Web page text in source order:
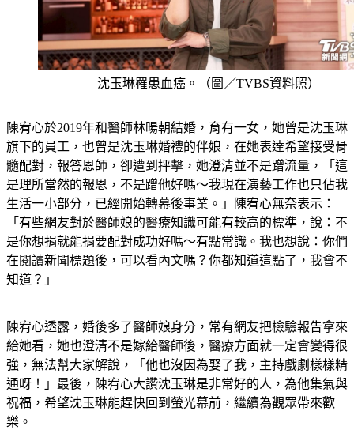
陳宥心於2019年和醫師林暘朝結婚，育有一女，她曾是沈玉琳
旗下的員工，也曾是沈玉琳婚禮的伴娘，在她表達希望接受骨
髓配對，報答恩師，卻遭到抨擊，她澄清並不是蹭流量，「這
是理所當然的報恩，不是蹭他好嗎～我現在演藝工作也只佔我
生活一小部分，已經開始轉幕後事業。」陳宥心無奈表示：
「有些網友對於醫師娘的醫療知識可能有較高的標準，說：不
是你想捐就能捐要配對成功好嗎～有點常識。我也想說：你們
在閱讀新聞標題後，可以看內文嗎？你都知道這點了，我會不
陳宥心透露，婚後多了醫師娘身分，常有網友把檢驗報告拿來
給她看，她也澄清不是嫁給醫師後，醫療方面就一定會變得很
強，無法幫大家解說，「他也沒因為娶了我，主持戲劇樣樣精
通呀！」最後，陳宥心大讚沈玉琳是非常好的人，為他集氣與
祝福，希望沈玉琳能趕快回到螢光幕前，繼續為觀眾帶來歡